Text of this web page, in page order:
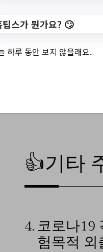
록
👍기타
4. 코로나19
험목적 외
팁스가 뭔가요? 🙄
하루 동안 보지 않을래요.